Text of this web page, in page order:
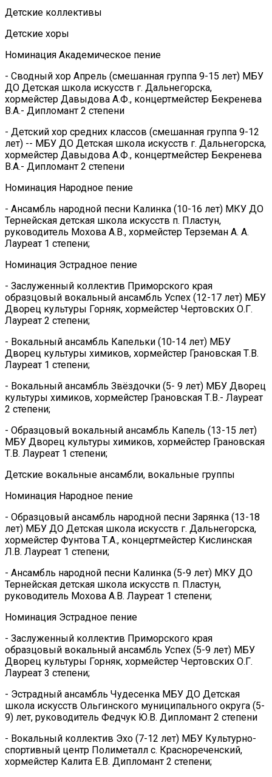
Детские коллективы
Детские хоры
Номинация Академическое пение
- Сводный хор Апрель (смешанная группа 9-15 лет) МБУ
ДО Детская школа искусств г. Дальнегорска,
хормейстер Давыдова А.Ф., концертмейстер Бекренева
В.А.- Дипломант 2 степени
- Детский хор средних классов (смешанная группа 9-12
лет) -- МБУ ДО Детская школа искусств г. Дальнегорска,
хормейстер Давыдова А.Ф., концертмейстер Бекренева
В.А.- Дипломант 2 степени
Номинация Народное пение
- Ансамбль народной песни Калинка (10-16 лет) МКУ ДО
Тернейская детская школа искусств п. Пластун,
руководитель Мохова А.В., хормейстер Терземан А. А.
Лауреат 1 степени;
Номинация Эстрадное пение
- Заслуженный коллектив Приморского края
образцовый вокальный ансамбль Успех (12-17 лет) МБУ
Дворец культуры Горняк, хормейстер Чертовских О.Г.
Лауреат 2 степени;
- Вокальный ансамбль Капельки (10-14 лет) МБУ
Дворец культуры химиков, хормейстер Грановская Т.В.
Лауреат 1 степени;
- Вокальный ансамбль Звёздочки (5- 9 лет) МБУ Дворец
культуры химиков, хормейстер Грановская Т.В.- Лауреат
2 степени;
- Образцовый вокальный ансамбль Капель (13-15 лет)
МБУ Дворец культуры химиков, хормейстер Грановская
Т.В. Лауреат 1 степени;
Детские вокальные ансамбли, вокальные группы
Номинация Народное пение
- Образцовый ансамбль народной песни Зарянка (13-18
лет) МБУ ДО Детская школа искусств г. Дальнегорска,
хормейстер Фунтова Т.А., концертмейстер Кислинская
Л.В. Лауреат 1 степени;
- Ансамбль народной песни Калинка (5-9 лет) МКУ ДО
Тернейская детская школа искусств п. Пластун,
руководитель Мохова А.В. Лауреат 1 степени;
Номинация Эстрадное пение
- Заслуженный коллектив Приморского края
образцовый вокальный ансамбль Успех (5-9 лет) МБУ
Дворец культуры Горняк, хормейстер Чертовских О.Г.
Лауреат 3 степени;
- Эстрадный ансамбль Чудесенка МБУ ДО Детская
школа искусств Ольгинского муниципального округа (5-
9) лет, руководитель Федчук Ю.В. Дипломант 2 степени
- Вокальный коллектив Эхо (7-12 лет) МБУ Культурно-
спортивный центр Полиметалл с. Краснореченский,
хормейстер Калита Е.В. Дипломант 2 степени;